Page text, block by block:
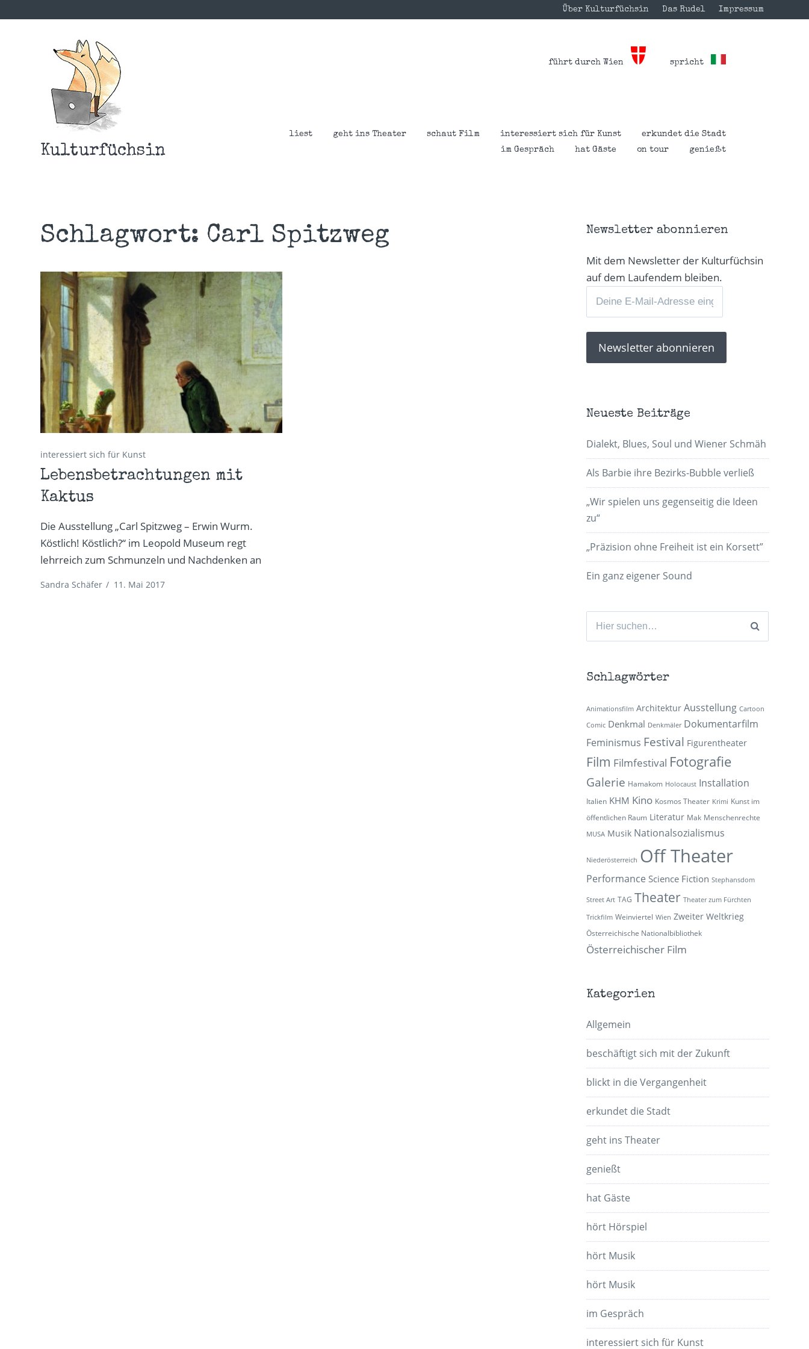
Über Kulturfüchsin Das Rudel Impressum
Kulturfüchsin
führt durch Wien spricht
liest geht ins Theater schaut Film interessiert sich für Kunst
erkundet die Stadt
im Gespräch
hat Gäste on tour genießt
Schlagwort: Carl Spitzweg
interessiert sich für Kunst
Lebensbetrachtungen mit
Kaktus
Die Ausstellung „Carl Spitzweg – Erwin Wurm.
Köstlich! Köstlich?“ im Leopold Museum regt
lehrreich zum Schmunzeln und Nachdenken an
Sandra Schäfer / 11. Mai 2017
Newsletter abonnieren
Mit dem Newsletter der Kulturfüchsin
auf dem Laufendem bleiben.
Neueste Beiträge
Dialekt, Blues, Soul und Wiener Schmäh
Als Barbie ihre Bezirks-Bubble verließ
„Wir spielen uns gegenseitig die Ideen
zu“
„Präzision ohne Freiheit ist ein Korsett”
Ein ganz eigener Sound
Suchen
Schlagwörter
Animationsfilm Architektur Ausstellung Cartoon
Comic Denkmal Denkmäler Dokumentarfilm
Feminismus Festival Figurentheater
Film Filmfestival Fotografie
Galerie Hamakom Holocaust Installation
Italien KHM Kino Kosmos Theater Krimi Kunst im
öffentlichen Raum Literatur Mak Menschenrechte
MUSA Musik Nationalsozialismus
Niederösterreich Off Theater
Performance Science Fiction Stephansdom
Street Art TAG Theater Theater zum Fürchten
Trickfilm Weinviertel Wien Zweiter Weltkrieg
Österreichische Nationalbibliothek
Österreichischer Film
Kategorien
Allgemein
beschäftigt sich mit der Zukunft
blickt in die Vergangenheit
erkundet die Stadt
geht ins Theater
genießt
hat Gäste
hört Hörspiel
hört Musik
hört Musik
im Gespräch
interessiert sich für Kunst